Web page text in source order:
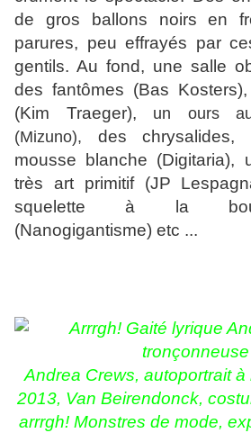
de gros ballons noirs en
parures, peu effrayés par
gentils. Au fond, une salle
des fantômes (Bas
(Kim Traeger), un ours
(Mizuno), des
mousse blanche (Digitaria),
très art primitif (JP
squelette à la
(Nanogigantisme) etc ...
Andrea Crews, autoportrait
2013, Van Beirendonck,
arrrgh! Monstres de mode,